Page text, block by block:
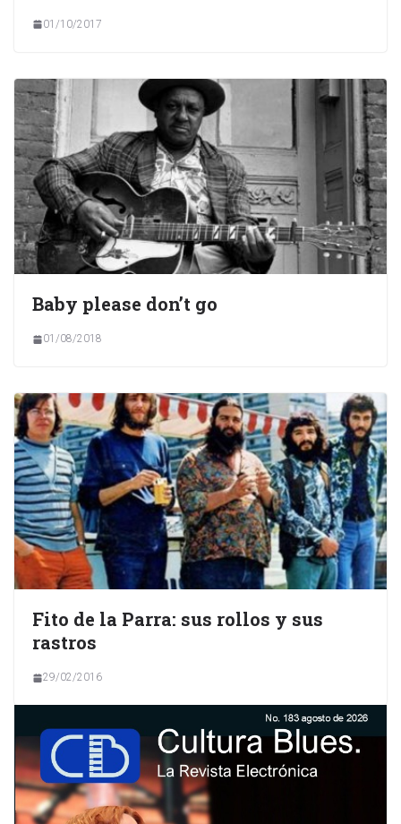
01/10/2017
Baby please don’t go
01/08/2018
Fito de la Parra: sus rollos y sus
rastros
29/02/2016